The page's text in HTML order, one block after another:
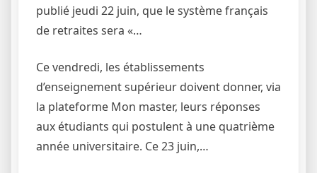
publié jeudi 22 juin, que le système français
de retraites sera «…
Ce vendredi, les établissements
d’enseignement supérieur doivent donner, via
la plateforme Mon master, leurs réponses
aux étudiants qui postulent à une quatrième
année universitaire. Ce 23 juin,…